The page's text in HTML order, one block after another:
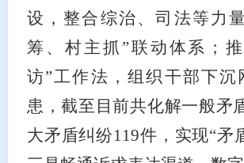
设，整合综治、司法等力
筹、村主抓”联动体系；
访”工作法，组织干部下沉
患，截至目前共化解一般矛
大矛盾纠纷119件，实现“矛